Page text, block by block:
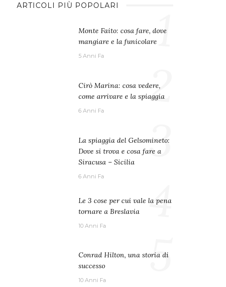
ARTICOLI PIÙ POPOLARI
Monte Faito: cosa fare, dove
mangiare e la funicolare
5 Anni Fa 1
Cirò Marina: cosa vedere,
come arrivare e la spiaggia
6 Anni Fa 2
La spiaggia del Gelsomineto:
Dove si trova e cosa fare a
Siracusa – Sicilia
6 Anni Fa
3
Le 3 cose per cui vale la pena
tornare a Breslavia
10 Anni Fa 4
Conrad Hilton, una storia di
successo
10 Anni Fa 5